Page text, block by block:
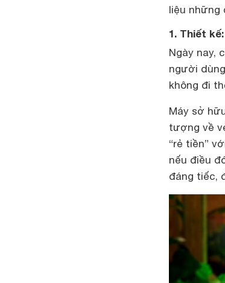
liệu những
1. Thiết
Ngày nay,
người
không đi
Máy sở
tượng về
“rẻ tiền”
nếu điều
đáng tiếc,